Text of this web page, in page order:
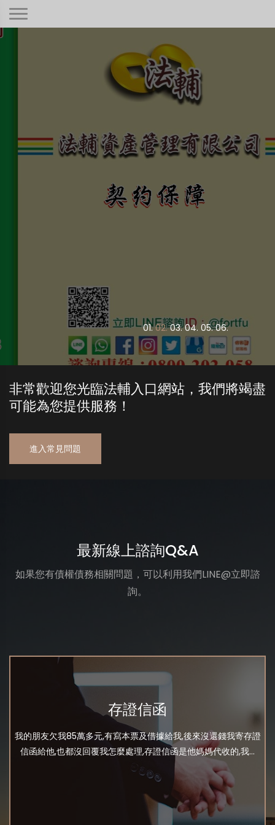
01. 02. 03. 04. 05. 06.
非常歡迎您光臨法輔入口網站，我們將竭盡
可能為您提供服務！
進入常見問題
最新線上諮詢Q&A
如果您有債權債務相關問題，可以利用我們LINE@立即諮
詢。
存證信函
我的朋友欠我85萬多元,有寫本票及借據給我,後來沒還錢我寄存證
信函給他,也都沒回覆我怎麼處理,存證信函是他媽媽代收的,我...